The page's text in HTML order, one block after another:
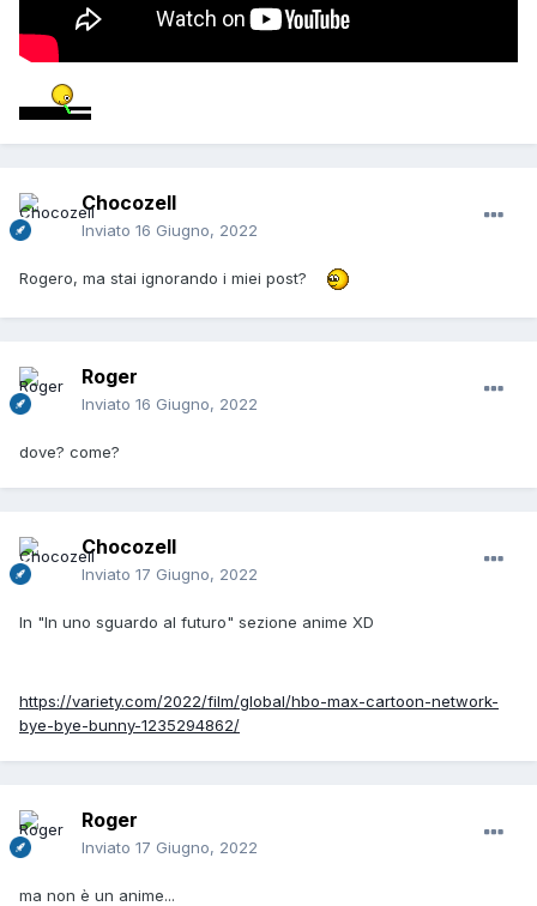
Chocozell
Inviato 16 Giugno, 2022
Rogero, ma stai ignorando i miei post?
Roger
Inviato 16 Giugno, 2022
dove? come?
Chocozell
Inviato 17 Giugno, 2022
In "In uno sguardo al futuro" sezione anime XD
https://variety.com/2022/film/global/hbo-max-cartoon-network-
bye-bye-bunny-1235294862/
Roger
Inviato 17 Giugno, 2022
ma non è un anime...